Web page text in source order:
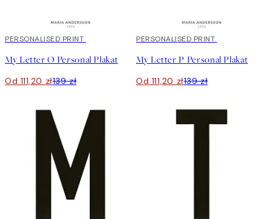
20%*
PERSONALISED PRINT
My Letter O Personal Plakat
Od 111,20 zł139 zł
20%*
PERSONALISED PRINT
My Letter P Personal Plakat
Od 111,20 zł139 zł